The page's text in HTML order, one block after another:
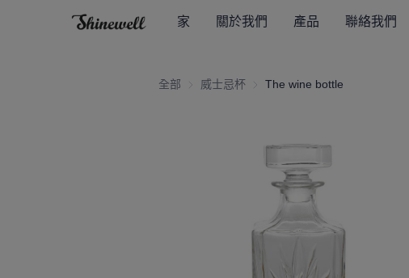
家 關於我們 產品 聯絡我們
全部 威士忌杯 威士忌杯
The wine bottle